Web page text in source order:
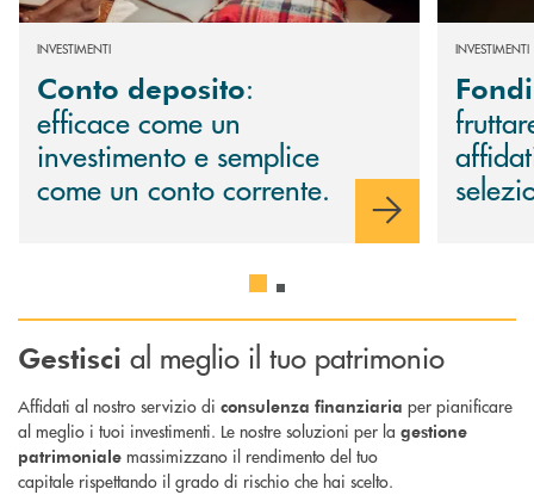
INVESTIMENTI
Conto deposito:
efficace come un
investimento e semplice
come un conto corrente.
INVESTIMENTI
Gestisci al meglio il tuo patrimonio
Affidati al nostro servizio di consulenza finanziaria per pianificare
al meglio i tuoi investimenti. Le nostre soluzioni per la gestione
patrimoniale massimizzano il rendimento del tuo
capitale rispettando il grado di rischio che hai scelto.